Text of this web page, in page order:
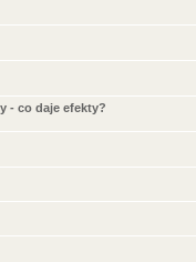
- co daje efekty?